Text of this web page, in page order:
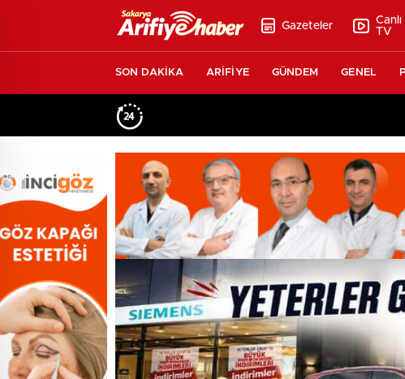
Gazeteler
Canlı
TV
SON DAKİKA ARİFİYE GÜNDEM GENEL